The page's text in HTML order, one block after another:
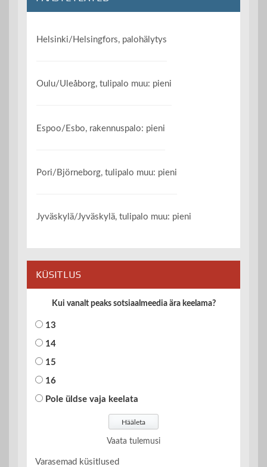
Helsinki/Helsingfors, palohälytys
Oulu/Uleåborg, tulipalo muu: pieni
Espoo/Esbo, rakennuspalo: pieni
Pori/Björneborg, tulipalo muu: pieni
Jyväskylä/Jyväskylä, tulipalo muu: pieni
KÜSITLUS
Kui vanalt peaks sotsiaalmeedia ära keelama?
13
14
15
16
Pole üldse vaja keelata
Vaata tulemusi
Varasemad küsitlused